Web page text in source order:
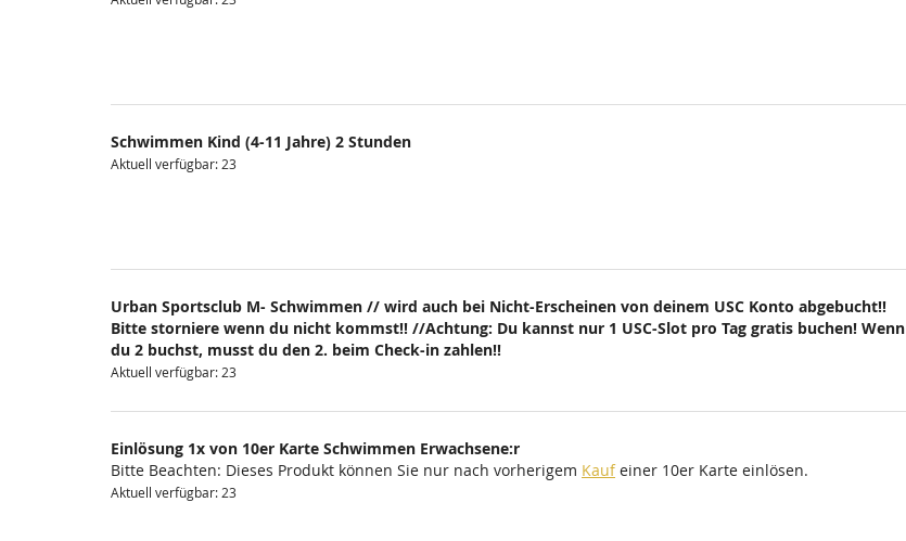
Schwimmen Kind (4-11 Jahre) 2 Stunden
Aktuell verfügbar: 23
Urban Sportsclub M- Schwimmen // wird auch bei Nicht-Erscheinen von deinem USC Konto abgebucht!!
Bitte storniere wenn du nicht kommst!! //Achtung: Du kannst nur 1 USC-Slot pro Tag gratis buchen! Wenn
du 2 buchst, musst du den 2. beim Check-in zahlen!!
Aktuell verfügbar: 23
Einlösung 1x von 10er Karte Schwimmen Erwachsene:r
Bitte Beachten: Dieses Produkt können Sie nur nach vorherigem Kaufeiner 10er Karte einlösen.
Aktuell verfügbar: 23